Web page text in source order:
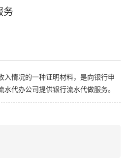
务
入情况的一种证明材料，是向银行申
代办公司提供银行流水代做服务。